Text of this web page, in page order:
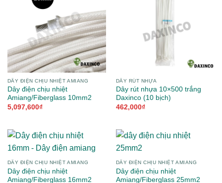
DÂY ĐIỆN CHỊU NHIỆT AMIANG
Dây điện chịu nhiệt
Amiang/Fiberglass 10mm2
5,097,600₫
DÂY RÚT NHỰA
Dây rút nhựa 10×500 trắng
Daxinco (10 bịch)
462,000₫
DÂY ĐIỆN CHỊU NHIỆT AMIANG
Dây điện chịu nhiệt
Amiang/Fiberglass 16mm2
DÂY ĐIỆN CHỊU NHIỆT AMIANG
Dây điện chịu nhiệt
Amiang/Fiberglass 25mm2